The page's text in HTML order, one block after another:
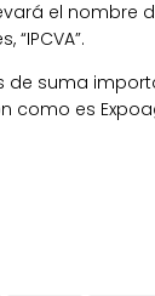
el nombre
de suma
como es